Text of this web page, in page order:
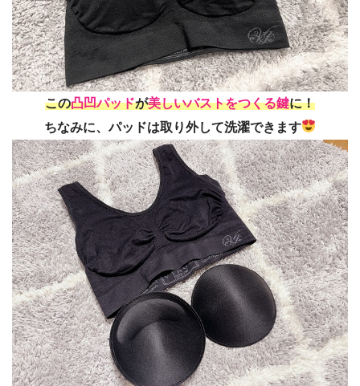
この凸凹パッドが美しいバストをつくる鍵に！
ちなみに、パッドは取り外して洗濯できます